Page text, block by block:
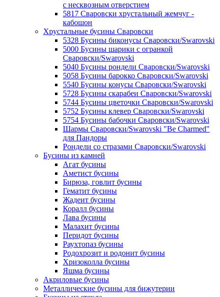
с несквозным отверстием
5817 Сваровски хрустальный жемчуг -
кабошон
Хрустальные бусины Сваровски
5328 Бусины биконусы Сваровски/Swarovski
5000 Бусины шарики с огранкой
Сваровски/Swarovski
5040 Бусины рондели Сваровски/Swarovski
5058 Бусины барокко Сваровски/Swarovski
5540 Бусины конусы Сваровски/Swarovski
5728 Бусины скарабеи Сваровски/Swarovski
5744 Бусины цветочки Сваровски/Swarovski
5752 Бусины клевер Сваровски/Swarovski
5754 Бусины бабочки Сваровски/Swarovski
Шармы Сваровски/Swarovski "Be Charmed"
для Пандоры
Рондели со стразами Сваровски/Swarovski
Бусины из камней
Агат бусины
Аметист бусины
Бирюза, говлит бусины
Гематит бусины
Жадеит бусины
Коралл бусины
Лава бусины
Малахит бусины
Перидот бусины
Раухтопаз бусины
Родохрозит и родонит бусины
Хризоколла бусины
Яшма бусины
Акриловые бусины
Металлические бусины для бижутерии